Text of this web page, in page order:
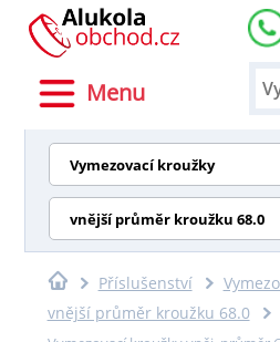
Menu
Vymezovací kroužky
vnější průměr kroužku 68.0
Příslušenství
vnější průměr kroužku 68.0